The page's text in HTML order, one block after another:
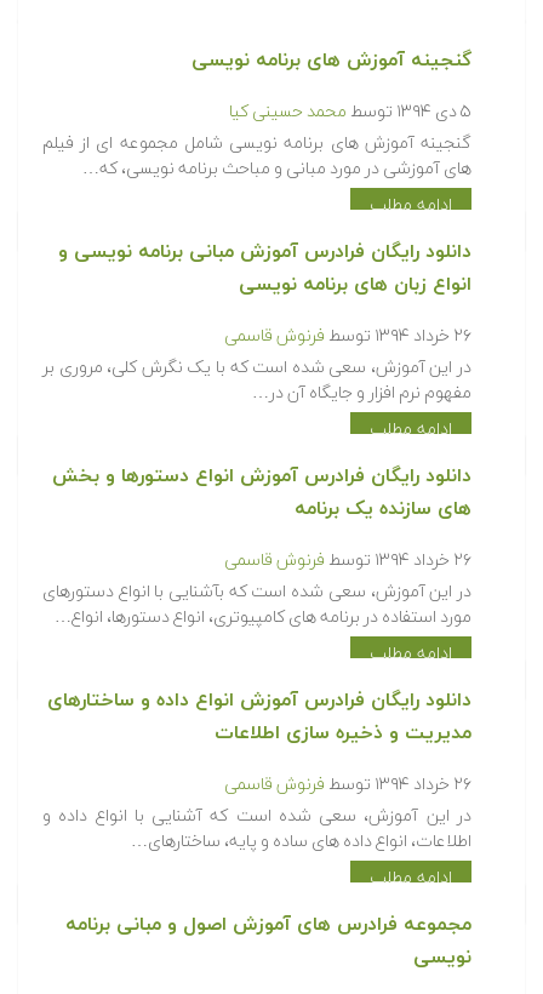
گنجینه آموزش های برنامه نویسی
۵ دی ۱۳۹۴ توسط محمد حسینی کیا
گنجینه آموزش های برنامه نویسی شامل مجموعه ای از فیلم
های آموزشی در مورد مبانی و مباحث برنامه نویسی، که…
ادامه مطلب
دانلود رایگان فرادرس آموزش مبانی برنامه نویسی و
انواع زبان های برنامه نویسی
۲۶ خرداد ۱۳۹۴ توسط فرنوش قاسمی
در این آموزش، سعی شده است که با یک نگرش کلی، مروری بر
مفهوم نرم افزار و جایگاه آن در…
ادامه مطلب
دانلود رایگان فرادرس آموزش انواع دستورها و بخش
های سازنده یک برنامه
۲۶ خرداد ۱۳۹۴ توسط فرنوش قاسمی
در این آموزش، سعی شده است که بآشنایی با انواع دستورهای
مورد استفاده در برنامه های کامپیوتری، انواع دستورها، انواع…
ادامه مطلب
دانلود رایگان فرادرس آموزش انواع داده و ساختارهای
مدیریت و ذخیره سازی اطلاعات
۲۶ خرداد ۱۳۹۴ توسط فرنوش قاسمی
در این آموزش، سعی شده است که آشنایی با انواع داده و
اطلاعات، انواع داده های ساده و پایه، ساختارهای…
ادامه مطلب
مجموعه فرادرس های آموزش اصول و مبانی برنامه
نویسی